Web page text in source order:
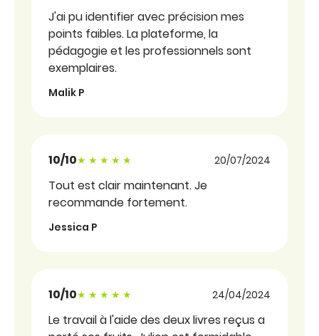
J'ai pu identifier avec précision mes
points faibles. La plateforme, la
pédagogie et les professionnels sont
exemplaires.
Malik P
10/10 Note sous forme d'étoiles
20/07/2024
Tout est clair maintenant. Je
recommande fortement.
Jessica P
10/10 Note sous forme d'étoiles
24/04/2024
Le travail à l'aide des deux livres reçus a